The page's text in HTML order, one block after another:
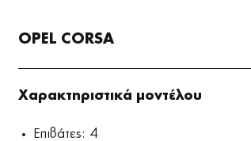
OPEL CORSA
Χαρακτηριστικά μοντέλου
Επιβάτες: 4